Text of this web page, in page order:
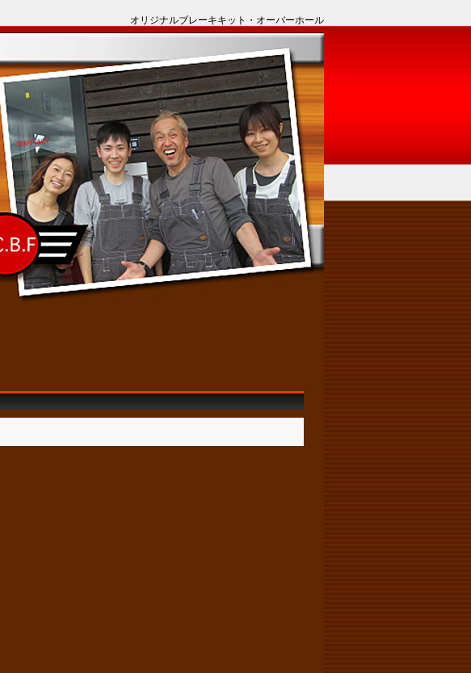
オリジナルブレーキキット・オーバーホール